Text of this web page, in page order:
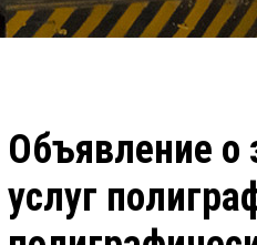
Объявление о
услуг